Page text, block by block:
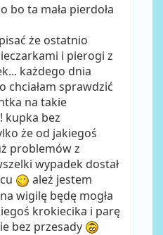
bo ta mała pierdoła
że ostatnio
i pierogi z
każdego dnia
chciałam sprawdzić
na takie
kupka bez
że od jakiegoś
problemów z
wypadek dostał
ależ jestem
wigilę będę mogła
krokiecika i parę
bez przesady